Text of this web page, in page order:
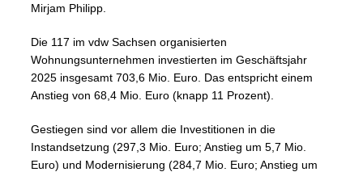
Mirjam Philipp.
Die 117 im vdw Sachsen organisierten
Wohnungsunternehmen investierten im Geschäftsjahr
2025 insgesamt 703,6 Mio. Euro. Das entspricht einem
Anstieg von 68,4 Mio. Euro (knapp 11 Prozent).
Gestiegen sind vor allem die Investitionen in die
Instandsetzung (297,3 Mio. Euro; Anstieg um 5,7 Mio.
Euro) und Modernisierung (284,7 Mio. Euro; Anstieg um